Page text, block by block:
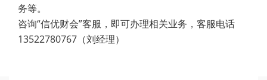
务等。
咨询“信优财会”客服，即可办理相关业务，客服电话
13522780767（刘经理）